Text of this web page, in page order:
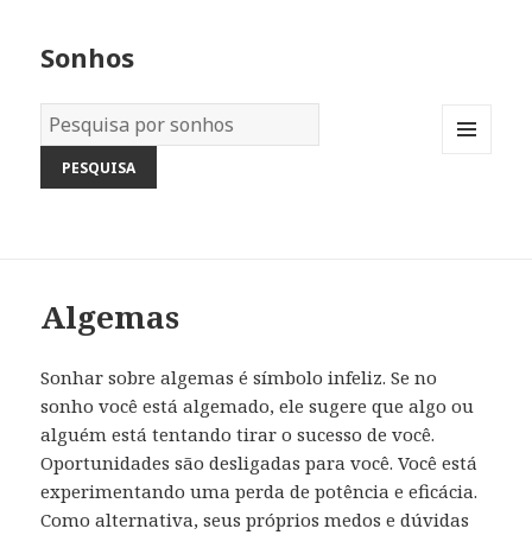
Sonhos
Dicionário
dos
Sonhos:
Algemas
Sonhar sobre algemas é símbolo infeliz. Se no
sonho você está algemado, ele sugere que algo ou
alguém está tentando tirar o sucesso de você.
Oportunidades são desligadas para você. Você está
experimentando uma perda de potência e eficácia.
Como alternativa, seus próprios medos e dúvidas